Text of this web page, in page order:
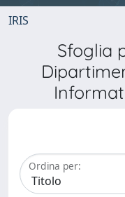
IRIS
Sfoglia
Ordina per: